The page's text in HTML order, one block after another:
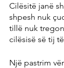
Cilësitë janë
shpesh nuk
tillë nuk
cilësisë së tij
Një pastrim